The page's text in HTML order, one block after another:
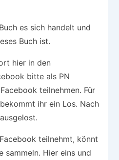
es sich handelt und
Buch ist.
hier in den
bitte als PN
teilnehmen. Für
ihr ein Los. Nach
teilnehmt, könnt
sammeln. Hier eins und